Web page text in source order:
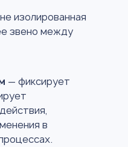
изолированная
звено между
— фиксирует
в